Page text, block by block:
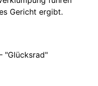
Gericht ergibt.
"Glücksrad"